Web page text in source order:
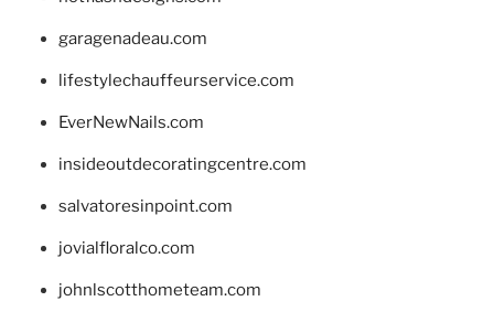
garagenadeau.com
lifestylechauffeurservice.com
EverNewNails.com
insideoutdecoratingcentre.com
salvatoresinpoint.com
jovialfloralco.com
johnlscotthometeam.com